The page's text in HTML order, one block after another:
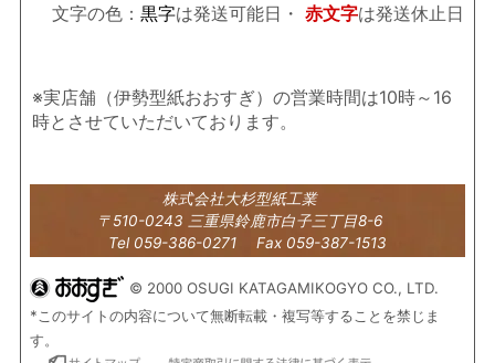
文字の色： 黒字は発送可能日・ 赤文字は発送休止日
※実店舗（伊勢型紙おおすぎ）の営業時間は10時～16
時とさせていただいております。
株式会社大杉型紙工業
〒510-0243 三重県鈴鹿市白子三丁目8-6
Tel 059-386-0271 Fax 059-387-1513
© 2000 OSUGI KATAGAMIKOGYO CO., LTD.
*このサイトの内容について無断転載・複写等することを禁じま
す。